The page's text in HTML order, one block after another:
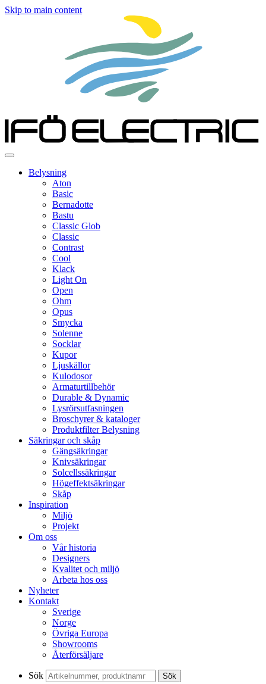
Skip to main content
Belysning
Aton
Basic
Bernadotte
Bastu
Classic Glob
Classic
Contrast
Cool
Klack
Light On
Open
Ohm
Opus
Smycka
Solenne
Socklar
Kupor
Ljuskällor
Kulodosor
Armaturtillbehör
Durable & Dynamic
Lysrörsutfasningen
Broschyrer & kataloger
Produktfilter Belysning
Säkringar och skåp
Gängsäkringar
Knivsäkringar
Solcellssäkringar
Högeffektsäkringar
Skåp
Inspiration
Miljö
Projekt
Om oss
Vår historia
Designers
Kvalitet och miljö
Arbeta hos oss
Nyheter
Kontakt
Sverige
Norge
Övriga Europa
Showrooms
Återförsäljare
Sök Sök